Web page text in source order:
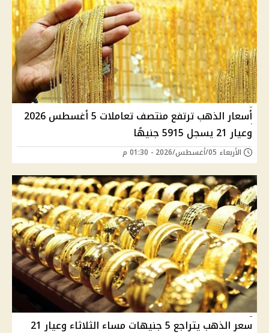
أسعار الذهب ترتفع منتصف تعاملات 5 أغسطس 2026
وعيار 21 يسجل 5915 جنيهًا
الأربعاء 05/أغسطس/2026 - 01:30 م
سعر الذهب يتراجع 5 جنيهات مساء الثلاثاء وعيار 21